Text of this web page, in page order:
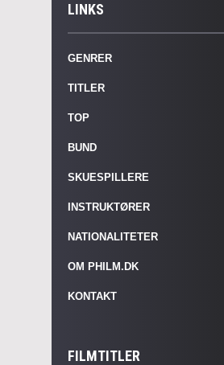
LINKS
GENRER
TITLER
TOP
BUND
SKUESPILLERE
INSTRUKTØRER
NATIONALITETER
OM PHILM.DK
KONTAKT
FILMTITLER